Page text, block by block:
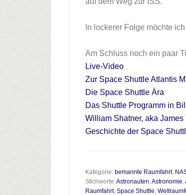
In lockerer Folge möchte
Am Schluss noch ein paar
Live-Video
Zur Space Shuttle Atlantis
Die Space Shuttle Ära
Das Shuttle Programm in
William Shatner, aka
Geschichte der Space
Kategorie: bemannte Raumfahrt,
Stichworte:Astronauten,Astronomie,
Raumfahrt, Space Shuttle,